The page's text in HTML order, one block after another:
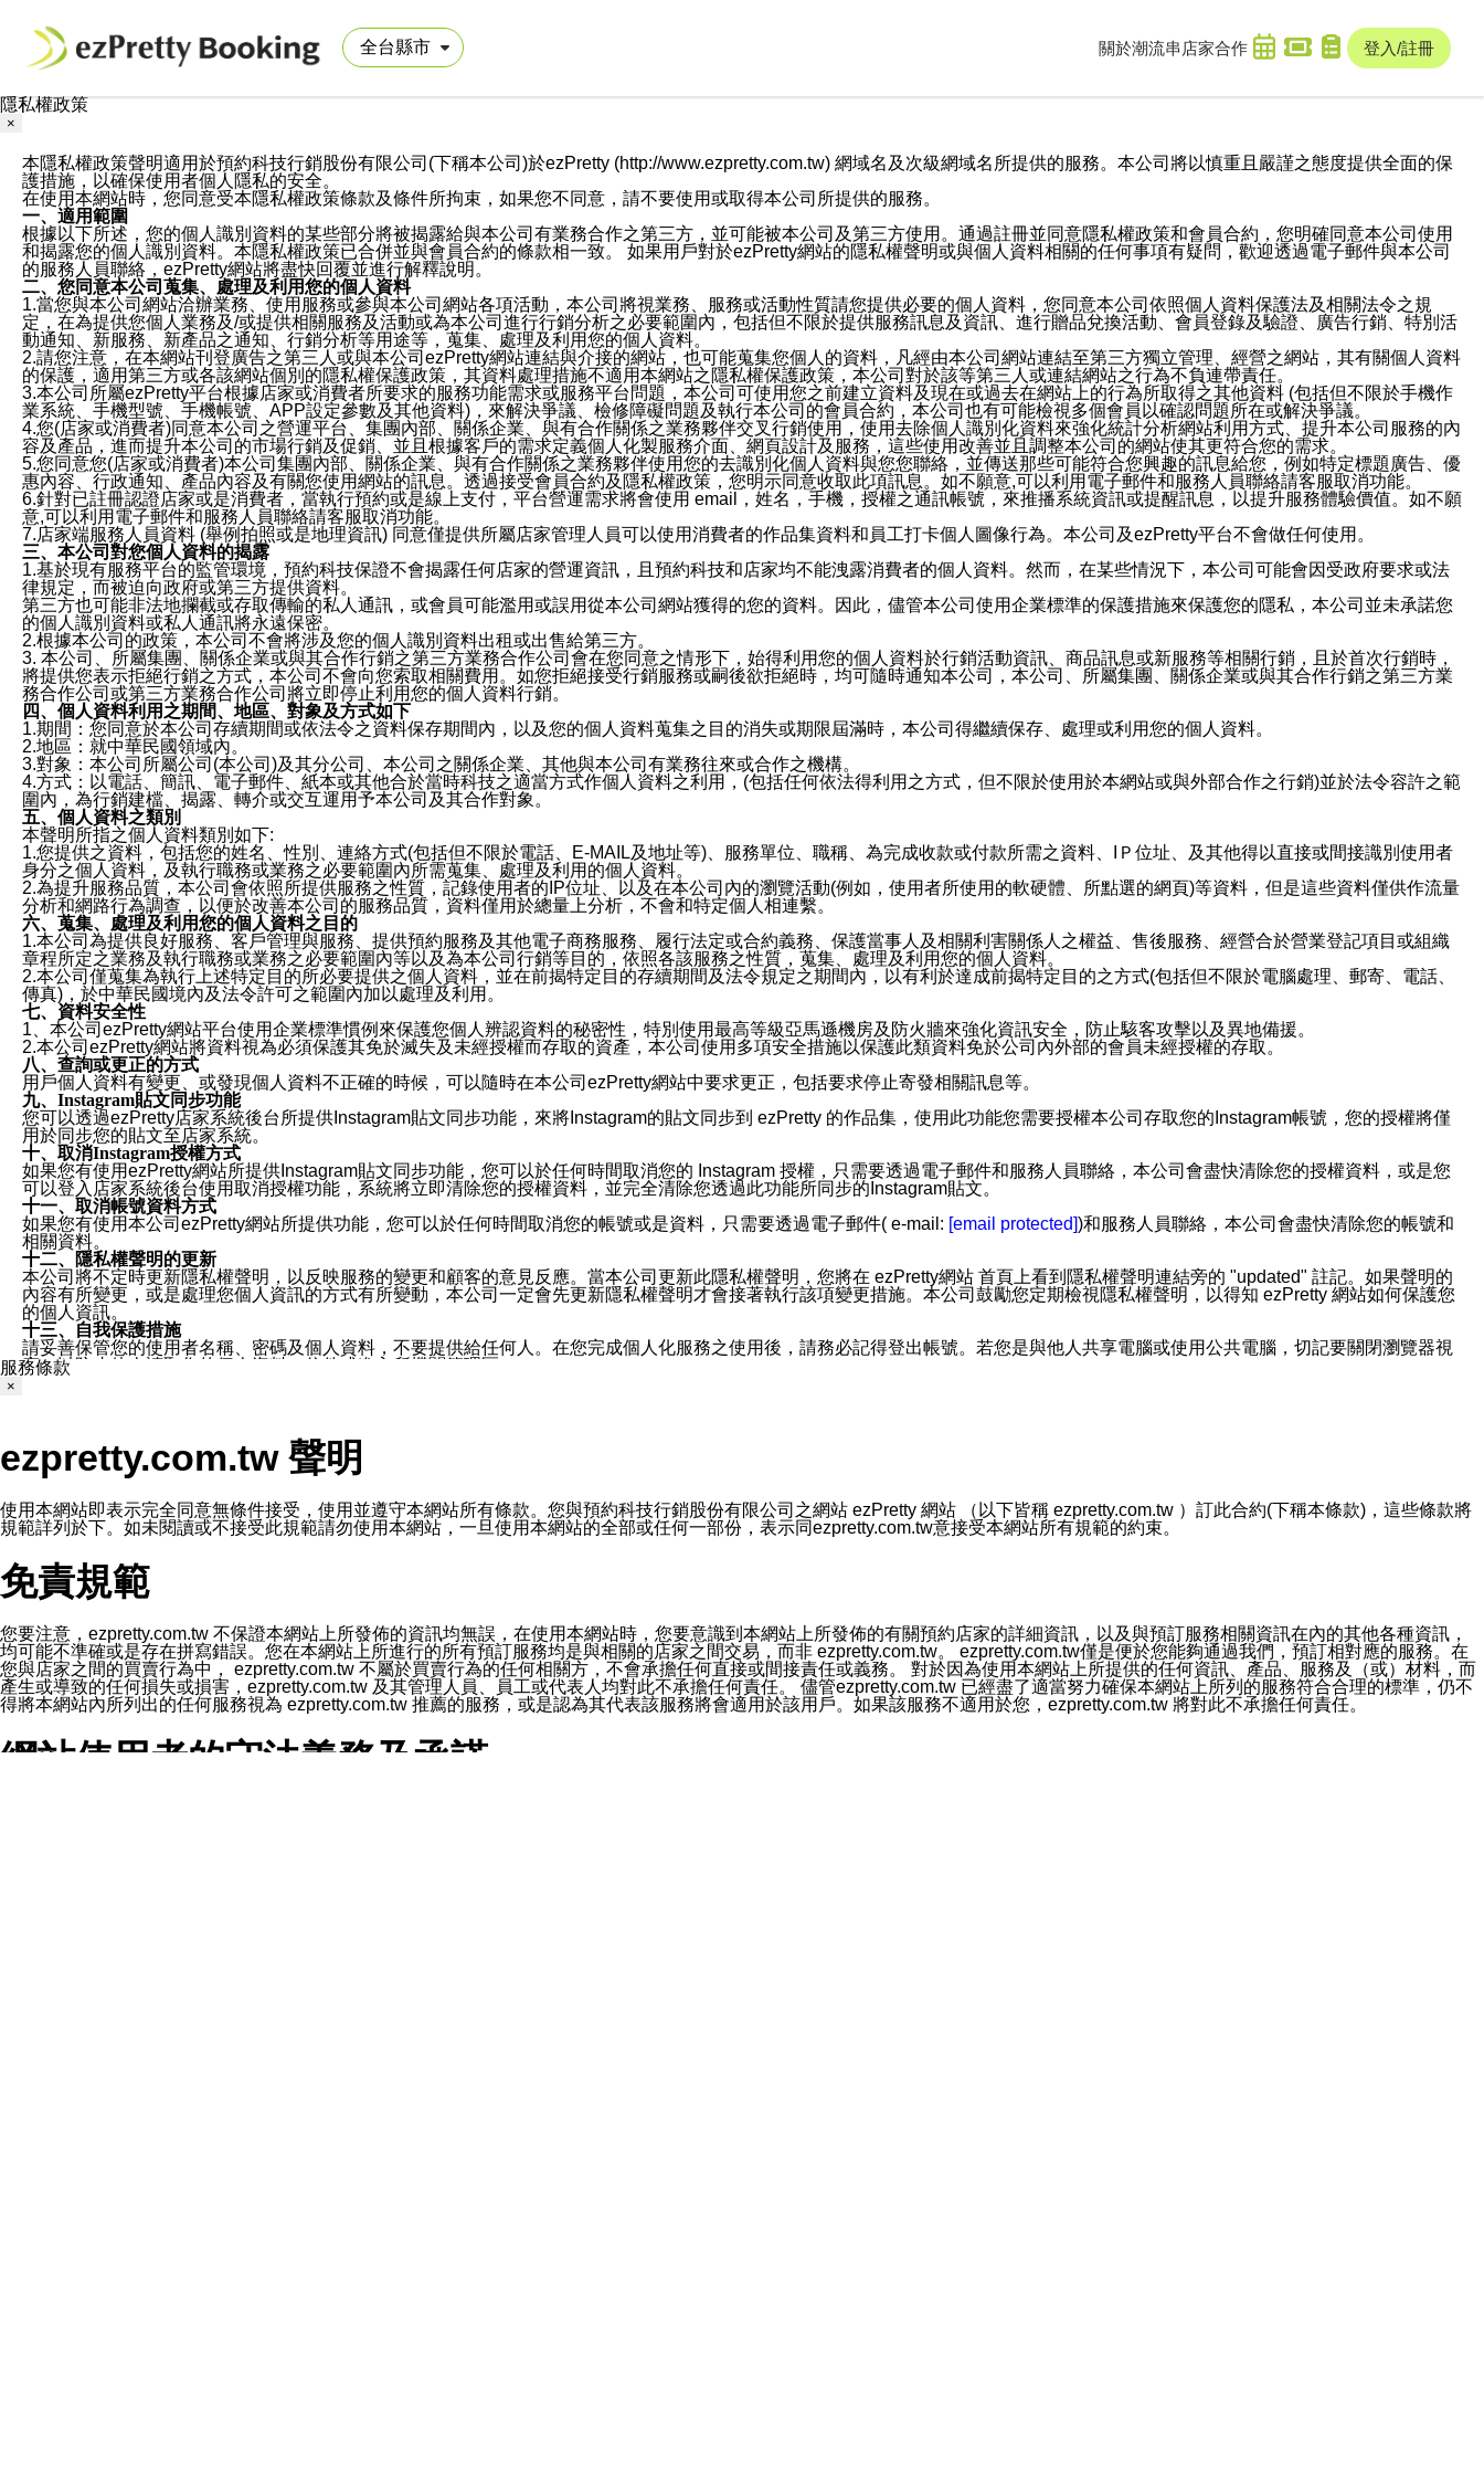
關於潮流串 店家合作 登入/註冊
隱私權政策
×
本隱私權政策聲明適用於預約科技行銷股份有限公司(下稱本公司)於ezPretty (http://www.ezpretty.com.tw) 網域名及次級網域名所提供的服務。本公司將以慎重且嚴謹之態度提供全面的保
護措施，以確保使用者個人隱私的安全。
在使用本網站時，您同意受本隱私權政策條款及條件所拘束，如果您不同意，請不要使用或取得本公司所提供的服務。
一、適用範圍
根據以下所述，您的個人識別資料的某些部分將被揭露給與本公司有業務合作之第三方，並可能被本公司及第三方使用。通過註冊並同意隱私權政策和會員合約，您明確同意本公司使用
和揭露您的個人識別資料。本隱私權政策已合併並與會員合約的條款相一致。 如果用戶對於ezPretty網站的隱私權聲明或與個人資料相關的任何事項有疑問，歡迎透過電子郵件與本公司
的服務人員聯絡，ezPretty網站將盡快回覆並進行解釋說明。
二、您同意本公司蒐集、處理及利用您的個人資料
1.當您與本公司網站洽辦業務、使用服務或參與本公司網站各項活動，本公司將視業務、服務或活動性質請您提供必要的個人資料，您同意本公司依照個人資料保護法及相關法令之規
定，在為提供您個人業務及/或提供相關服務及活動或為本公司進行行銷分析之必要範圍內，包括但不限於提供服務訊息及資訊、進行贈品兌換活動、會員登錄及驗證、廣告行銷、特別活
動通知、新服務、新產品之通知、行銷分析等用途等，蒐集、處理及利用您的個人資料。
2.請您注意，在本網站刊登廣告之第三人或與本公司ezPretty網站連結與介接的網站，也可能蒐集您個人的資料，凡經由本公司網站連結至第三方獨立管理、經營之網站，其有關個人資料
的保護，適用第三方或各該網站個別的隱私權保護政策，其資料處理措施不適用本網站之隱私權保護政策，本公司對於該等第三人或連結網站之行為不負連帶責任。
3.本公司所屬ezPretty平台根據店家或消費者所要求的服務功能需求或服務平台問題，本公司可使用您之前建立資料及現在或過去在網站上的行為所取得之其他資料 (包括但不限於手機作
業系統、手機型號、手機帳號、APP設定參數及其他資料)，來解決爭議、檢修障礙問題及執行本公司的會員合約，本公司也有可能檢視多個會員以確認問題所在或解決爭議。
4.您(店家或消費者)同意本公司之營運平台、集團內部、關係企業、與有合作關係之業務夥伴交叉行銷使用，使用去除個人識別化資料來強化統計分析網站利用方式、提升本公司服務的內
容及產品，進而提升本公司的市場行銷及促銷、並且根據客戶的需求定義個人化製服務介面、網頁設計及服務，這些使用改善並且調整本公司的網站使其更符合您的需求。
5.您同意您(店家或消費者)本公司集團內部、關係企業、與有合作關係之業務夥伴使用您的去識別化個人資料與您您聯絡，並傳送那些可能符合您興趣的訊息給您，例如特定標題廣告、優
惠內容、行政通知、產品內容及有關您使用網站的訊息。透過接受會員合約及隱私權政策，您明示同意收取此項訊息。如不願意,可以利用電子郵件和服務人員聯絡請客服取消功能。
6.針對已註冊認證店家或是消費者，當執行預約或是線上支付，平台營運需求將會使用 email，姓名，手機，授權之通訊帳號，來推播系統資訊或提醒訊息，以提升服務體驗價值。如不願
意,可以利用電子郵件和服務人員聯絡請客服取消功能。
7.店家端服務人員資料 (舉例拍照或是地理資訊) 同意僅提供所屬店家管理人員可以使用消費者的作品集資料和員工打卡個人圖像行為。本公司及ezPretty平台不會做任何使用。
三、本公司對您個人資料的揭露
1.基於現有服務平台的監管環境，預約科技保證不會揭露任何店家的營運資訊，且預約科技和店家均不能洩露消費者的個人資料。然而，在某些情況下，本公司可能會因受政府要求或法
律規定，而被迫向政府或第三方提供資料。
第三方也可能非法地攔截或存取傳輸的私人通訊，或會員可能濫用或誤用從本公司網站獲得的您的資料。因此，儘管本公司使用企業標準的保護措施來保護您的隱私，本公司並未承諾您
的個人識別資料或私人通訊將永遠保密。
2.根據本公司的政策，本公司不會將涉及您的個人識別資料出租或出售給第三方。
3. 本公司、所屬集團、關係企業或與其合作行銷之第三方業務合作公司會在您同意之情形下，始得利用您的個人資料於行銷活動資訊、商品訊息或新服務等相關行銷，且於首次行銷時，
將提供您表示拒絕行銷之方式，本公司不會向您索取相關費用。如您拒絕接受行銷服務或嗣後欲拒絕時，均可隨時通知本公司，本公司、所屬集團、關係企業或與其合作行銷之第三方業
務合作公司或第三方業務合作公司將立即停止利用您的個人資料行銷。
四、個人資料利用之期間、地區、對象及方式如下
1.期間：您同意於本公司存續期間或依法令之資料保存期間內，以及您的個人資料蒐集之目的消失或期限屆滿時，本公司得繼續保存、處理或利用您的個人資料。
2.地區：就中華民國領域內。
3.對象：本公司所屬公司(本公司)及其分公司、本公司之關係企業、其他與本公司有業務往來或合作之機構。
4.方式：以電話、簡訊、電子郵件、紙本或其他合於當時科技之適當方式作個人資料之利用，(包括任何依法得利用之方式，但不限於使用於本網站或與外部合作之行銷)並於法令容許之範
圍內，為行銷建檔、揭露、轉介或交互運用予本公司及其合作對象。
五、個人資料之類別
本聲明所指之個人資料類別如下:
1.您提供之資料，包括您的姓名、性別、連絡方式(包括但不限於電話、E-MAIL及地址等)、服務單位、職稱、為完成收款或付款所需之資料、IＰ位址、及其他得以直接或間接識別使用者
身分之個人資料，及執行職務或業務之必要範圍內所需蒐集、處理及利用的個人資料。
2.為提升服務品質，本公司會依照所提供服務之性質，記錄使用者的IP位址、以及在本公司內的瀏覽活動(例如，使用者所使用的軟硬體、所點選的網頁)等資料，但是這些資料僅供作流量
分析和網路行為調查，以便於改善本公司的服務品質，資料僅用於總量上分析，不會和特定個人相連繫。
六、蒐集、處理及利用您的個人資料之目的
1.本公司為提供良好服務、客戶管理與服務、提供預約服務及其他電子商務服務、履行法定或合約義務、保護當事人及相關利害關係人之權益、售後服務、經營合於營業登記項目或組織
章程所定之業務及執行職務或業務之必要範圍內等以及為本公司行銷等目的，依照各該服務之性質，蒐集、處理及利用您的個人資料。
2.本公司僅蒐集為執行上述特定目的所必要提供之個人資料，並在前揭特定目的存續期間及法令規定之期間內，以有利於達成前揭特定目的之方式(包括但不限於電腦處理、郵寄、電話、
傳真)，於中華民國境內及法令許可之範圍內加以處理及利用。
七、資料安全性
1、本公司ezPretty網站平台使用企業標準慣例來保護您個人辨認資料的秘密性，特別使用最高等級亞馬遜機房及防火牆來強化資訊安全，防止駭客攻擊以及異地備援。
2.本公司ezPretty網站將資料視為必須保護其免於滅失及未經授權而存取的資產，本公司使用多項安全措施以保護此類資料免於公司內外部的會員未經授權的存取。
八、查詢或更正的方式
用戶個人資料有變更、或發現個人資料不正確的時候，可以隨時在本公司ezPretty網站中要求更正，包括要求停止寄發相關訊息等。
九、Instagram貼文同步功能
您可以透過ezPretty店家系統後台所提供Instagram貼文同步功能，來將Instagram的貼文同步到 ezPretty 的作品集，使用此功能您需要授權本公司存取您的Instagram帳號，您的授權將僅
用於同步您的貼文至店家系統。
十、取消Instagram授權方式
如果您有使用ezPretty網站所提供Instagram貼文同步功能，您可以於任何時間取消您的 Instagram 授權，只需要透過電子郵件和服務人員聯絡，本公司會盡快清除您的授權資料，或是您
可以登入店家系統後台使用取消授權功能，系統將立即清除您的授權資料，並完全清除您透過此功能所同步的Instagram貼文。
十一、取消帳號資料方式
如果您有使用本公司ezPretty網站所提供功能，您可以於任何時間取消您的帳號或是資料，只需要透過電子郵件( e-mail: [email protected])和服務人員聯絡，本公司會盡快清除您的帳號和
相關資料。
十二、隱私權聲明的更新
本公司將不定時更新隱私權聲明，以反映服務的變更和顧客的意見反應。當本公司更新此隱私權聲明，您將在 ezPretty網站 首頁上看到隱私權聲明連結旁的 "updated" 註記。如果聲明的
內容有所變更，或是處理您個人資訊的方式有所變動，本公司一定會先更新隱私權聲明才會接著執行該項變更措施。本公司鼓勵您定期檢視隱私權聲明，以得知 ezPretty 網站如何保護您
的個人資訊。
十三、自我保護措施
請妥善保管您的使用者名稱、密碼及個人資料，不要提供給任何人。在您完成個人化服務之使用後，請務必記得登出帳號。若您是與他人共享電腦或使用公共電腦，切記要關閉瀏覽器視
窗，以防止他人讀取您的個人資料、信件或進入所機關管理區。
本公司/本服務將以通知型訊息傳送重要訊息給您。即使未加入本公司/本服務好友，您仍可接收到通知型訊息。
本公司/本服務傳送之通知型訊息以對您有效且重要的訊息為限，以廣告或其他目的的訊息皆不會被傳送。滿足以下三個條件者，將可收到通知型訊息。
2.該 LINE 帳號已在 LINE APP 設定中，同意接收通知型訊息。
3.LINE 帳號未封鎖傳送訊息之 LINE 官方帳號。
欲變更通知型訊息的設定，操作如下：
1.點選「主頁」＞「設定」
2.點選「隱私設定」
3.點選「提供使用資料」
5.開關「接收LINE通知型訊息」
❗️關閉「接收通知型訊息」後，將不會接收到來自任何企業官方帳號或認證官方帳號的通知型訊息。
服務條款
×
ezpretty.com.tw 聲明
使用本網站即表示完全同意無條件接受，使用並遵守本網站所有條款。您與預約科技行銷股份有限公司之網站 ezPretty 網站 （以下皆稱 ezpretty.com.tw ）訂此合約(下稱本條款)，這些條款將
規範詳列於下。如未閱讀或不接受此規範請勿使用本網站，一旦使用本網站的全部或任何一部份，表示同ezpretty.com.tw意接受本網站所有規範的約束。
免責規範
您要注意，ezpretty.com.tw 不保證本網站上所發佈的資訊均無誤，在使用本網站時，您要意識到本網站上所發佈的有關預約店家的詳細資訊，以及與預訂服務相關資訊在內的其他各種資訊，
均可能不準確或是存在拼寫錯誤。您在本網站上所進行的所有預訂服務均是與相關的店家之間交易，而非 ezpretty.com.tw。 ezpretty.com.tw僅是便於您能夠通過我們，預訂相對應的服務。在
您與店家之間的買賣行為中， ezpretty.com.tw 不屬於買賣行為的任何相關方，不會承擔任何直接或間接責任或義務。 對於因為使用本網站上所提供的任何資訊、產品、服務及（或）材料，而
產生或導致的任何損失或損害，ezpretty.com.tw 及其管理人員、員工或代表人均對此不承擔任何責任。 儘管ezpretty.com.tw 已經盡了適當努力確保本網站上所列的服務符合合理的標準，仍不
得將本網站內所列出的任何服務視為 ezpretty.com.tw 推薦的服務，或是認為其代表該服務將會適用於該用戶。如果該服務不適用於您，ezpretty.com.tw 將對此不承擔任何責任。
網站使用者的守法義務及承諾